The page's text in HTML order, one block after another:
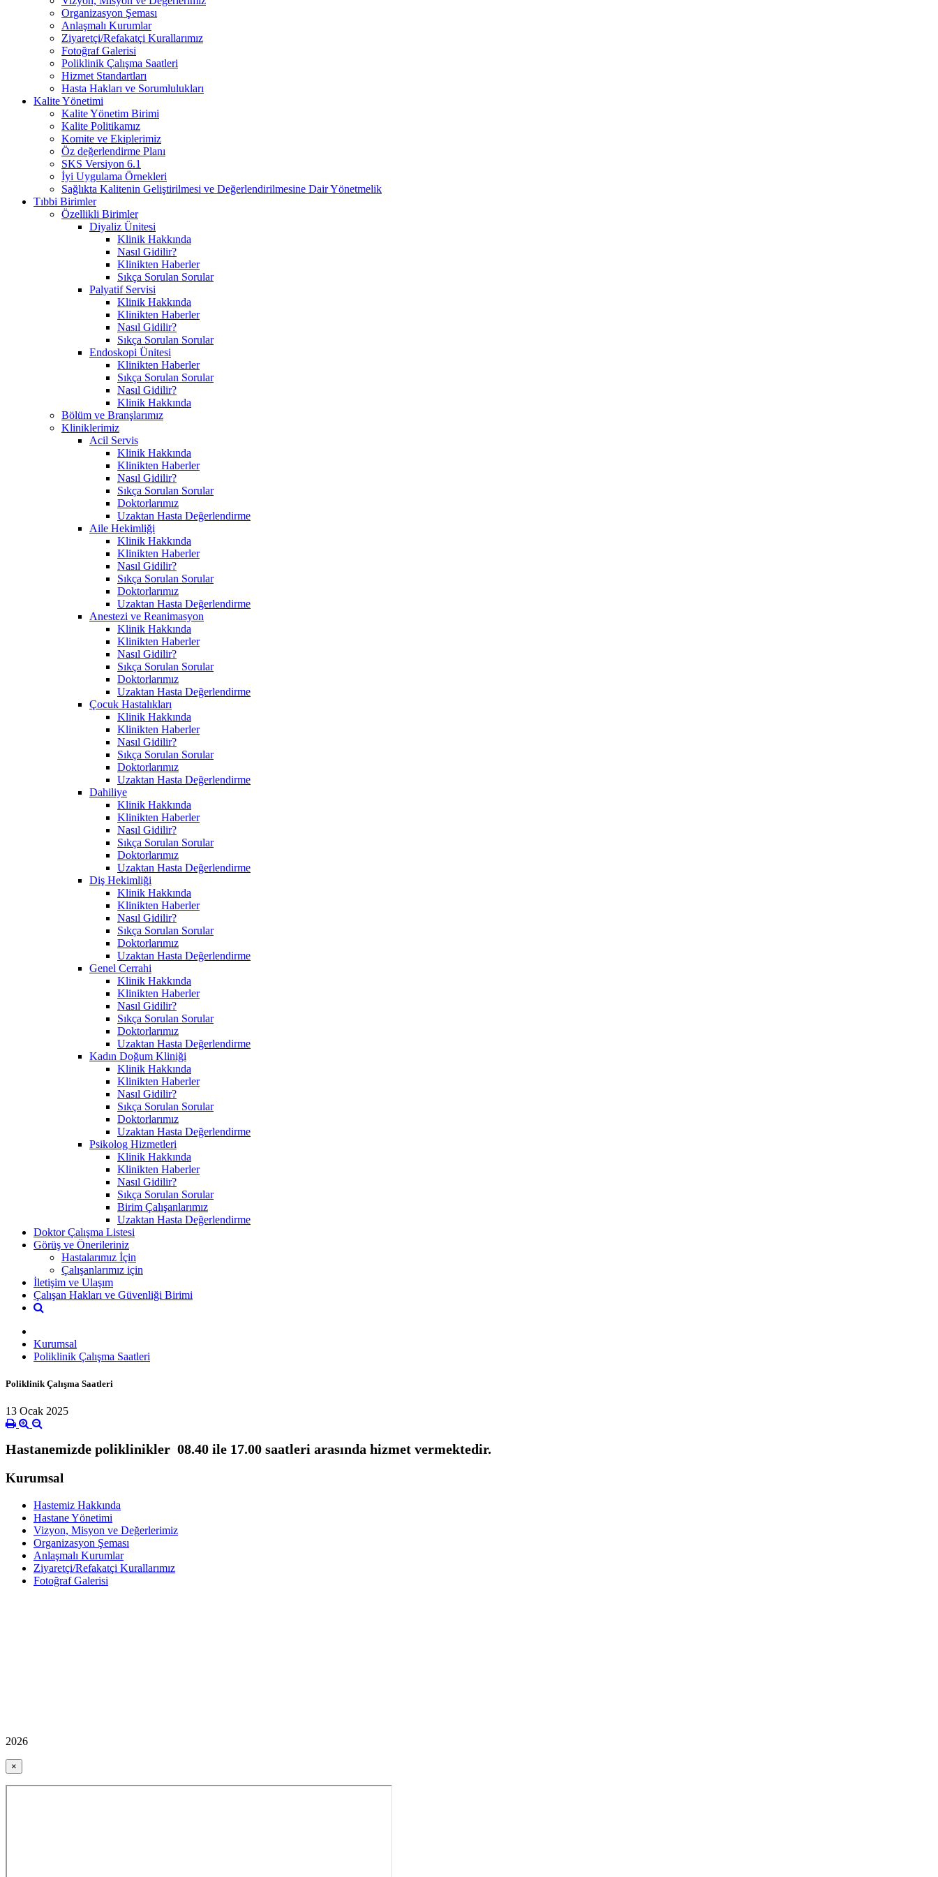
Organizasyon Şeması
Anlaşmalı Kurumlar
Ziyaretçi/Refakatçi Kurallarımız
Fotoğraf Galerisi
Poliklinik Çalışma Saatleri
Hizmet Standartları
Hasta Hakları ve Sorumlulukları
Kalite Yönetimi
Kalite Yönetim Birimi
Kalite Politikamız
Komite ve Ekiplerimiz
Öz değerlendirme Planı
SKS Versiyon 6.1
İyi Uygulama Örnekleri
Sağlıkta Kalitenin Geliştirilmesi ve Değerlendirilmesine Dair Yönetmelik
Tıbbi Birimler
Özellikli Birimler
Diyaliz Ünitesi
Klinik Hakkında
Nasıl Gidilir?
Klinikten Haberler
Sıkça Sorulan Sorular
Palyatif Servisi
Klinik Hakkında
Klinikten Haberler
Nasıl Gidilir?
Sıkça Sorulan Sorular
Endoskopi Ünitesi
Klinikten Haberler
Sıkça Sorulan Sorular
Nasıl Gidilir?
Klinik Hakkında
Bölüm ve Branşlarımız
Kliniklerimiz
Acil Servis
Klinik Hakkında
Klinikten Haberler
Nasıl Gidilir?
Sıkça Sorulan Sorular
Doktorlarımız
Uzaktan Hasta Değerlendirme
Aile Hekimliği
Klinik Hakkında
Klinikten Haberler
Nasıl Gidilir?
Sıkça Sorulan Sorular
Doktorlarımız
Uzaktan Hasta Değerlendirme
Anestezi ve Reanimasyon
Klinik Hakkında
Klinikten Haberler
Nasıl Gidilir?
Sıkça Sorulan Sorular
Doktorlarımız
Uzaktan Hasta Değerlendirme
Çocuk Hastalıkları
Klinik Hakkında
Klinikten Haberler
Nasıl Gidilir?
Sıkça Sorulan Sorular
Doktorlarımız
Uzaktan Hasta Değerlendirme
Dahiliye
Klinik Hakkında
Klinikten Haberler
Nasıl Gidilir?
Sıkça Sorulan Sorular
Doktorlarımız
Uzaktan Hasta Değerlendirme
Diş Hekimliği
Klinik Hakkında
Klinikten Haberler
Nasıl Gidilir?
Sıkça Sorulan Sorular
Doktorlarımız
Uzaktan Hasta Değerlendirme
Genel Cerrahi
Klinik Hakkında
Klinikten Haberler
Nasıl Gidilir?
Sıkça Sorulan Sorular
Doktorlarımız
Uzaktan Hasta Değerlendirme
Kadın Doğum Kliniği
Klinik Hakkında
Klinikten Haberler
Nasıl Gidilir?
Sıkça Sorulan Sorular
Doktorlarımız
Uzaktan Hasta Değerlendirme
Psikolog Hizmetleri
Klinik Hakkında
Klinikten Haberler
Nasıl Gidilir?
Sıkça Sorulan Sorular
Birim Çalışanlarımız
Uzaktan Hasta Değerlendirme
Doktor Çalışma Listesi
Görüş ve Önerileriniz
Hastalarımız İçin
Çalışanlarımız için
İletişim ve Ulaşım
Çalışan Hakları ve Güvenliği Birimi
Kurumsal
Poliklinik Çalışma Saatleri
Poliklinik Çalışma Saatleri
13 Ocak 2025
Hastanemizde poliklinikler 08.40 ile 17.00 saatleri arasında hizmet vermektedir.
Kurumsal
Hastemiz Hakkında
Hastane Yönetimi
Vizyon, Misyon ve Değerlerimiz
Organizasyon Şeması
Anlaşmalı Kurumlar
Ziyaretçi/Refakatçi Kurallarımız
Fotoğraf Galerisi
2026
×